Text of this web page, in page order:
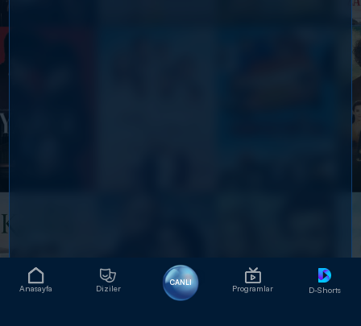
Anasayfa Diziler
CANLI
Programlar D-Shorts